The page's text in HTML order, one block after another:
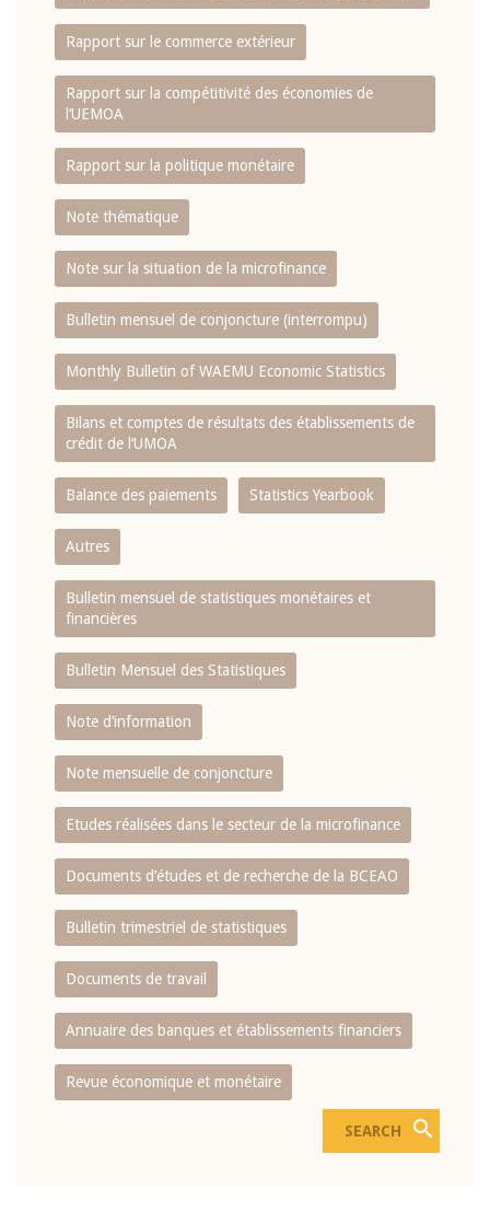
Rapport sur le commerce extérieur
Rapport sur la compétitivité des économies de
l‘UEMOA
Rapport sur la politique monétaire
Note thématique
Note sur la situation de la microfinance
Bulletin mensuel de conjoncture (interrompu)
Monthly Bulletin of WAEMU Economic Statistics
Bilans et comptes de résultats des établissements de
crédit de l‘UMOA
Balance des paiements Statistics Yearbook
Autres
Bulletin mensuel de statistiques monétaires et
financières
Bulletin Mensuel des Statistiques
Note d’information
Note mensuelle de conjoncture
Etudes réalisées dans le secteur de la microfinance
Documents d’études et de recherche de la BCEAO
Bulletin trimestriel de statistiques
Documents de travail
Annuaire des banques et établissements financiers
Revue économique et monétaire